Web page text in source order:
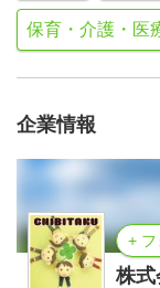
保育・介護・医
企業情報
+ フ
株